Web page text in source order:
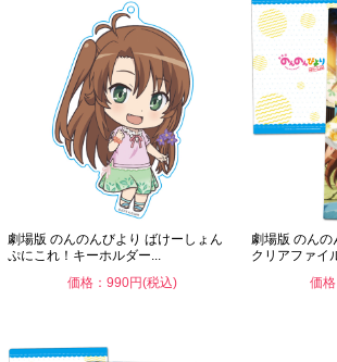
劇場版 のんのんびより ばけーしょん
ぷにこれ！キーホルダー...
価格：990円(税込)
劇場版 のん
クリアファイ
価